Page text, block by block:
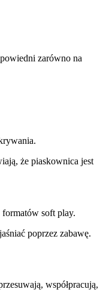
zarówno na
że piaskownica jest
soft play.
poprzez zabawę.
współpracują,